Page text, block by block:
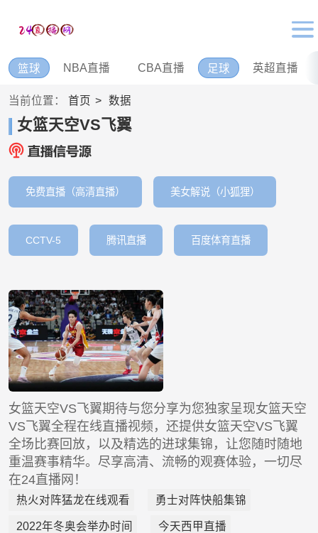
篮球 NBA直播 CBA直播 足球 英超直播
当前位置： 首页 数据
女篮天空VS飞翼
免费直播（高清直播） 美女解说（小狐狸）
CCTV-5 腾讯直播 百度体育直播
女篮天空VS飞翼期待与您分享为您独家呈现女篮天空
VS飞翼全程在线直播视频，还提供女篮天空VS飞翼
全场比赛回放，以及精选的进球集锦，让您随时随地
重温赛事精华。尽享高清、流畅的观赛体验，一切尽
在24直播网！
热火对阵猛龙在线观看 勇士对阵快船集锦
2022年冬奥会举办时间 今天西甲直播